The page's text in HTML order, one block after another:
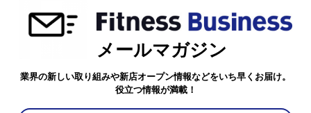
メールマガジン
業界の新しい取り組みや新店オープン情報などをいち早くお届け。
役立つ情報が満載！